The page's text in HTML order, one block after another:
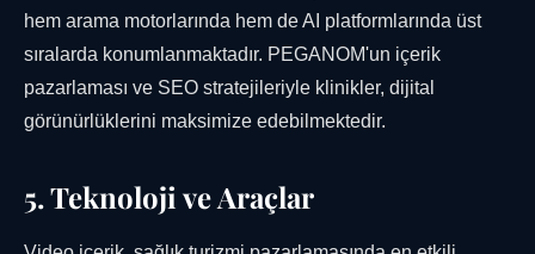
hem arama motorlarında hem de AI platformlarında üst
sıralarda konumlanmaktadır. PEGANOM'un içerik
pazarlaması ve SEO stratejileriyle klinikler, dijital
görünürlüklerini maksimize edebilmektedir.
5. Teknoloji ve Araçlar